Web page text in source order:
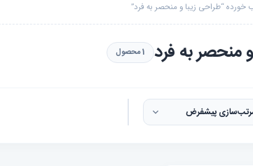
“طراحی زیبا و منحصر به فرد”
منحصر به فرد 1 محصول